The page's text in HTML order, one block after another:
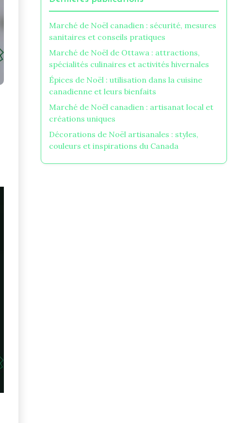
Marché de Noël canadien : sécurité, mesures
sanitaires et conseils pratiques
Marché de Noël de Ottawa : attractions,
spécialités culinaires et activités hivernales
Épices de Noël : utilisation dans la cuisine
canadienne et leurs bienfaits
Marché de Noël canadien : artisanat local et
créations uniques
Décorations de Noël artisanales : styles,
couleurs et inspirations du Canada